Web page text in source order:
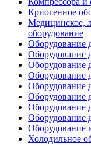
Криогенное
Медицинское,
оборудование
Оборудование
Оборудование
Оборудование
Оборудование
Оборудование
Оборудование
Оборудование
Оборудование
Оборудование
Холодильное